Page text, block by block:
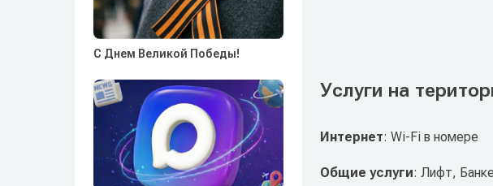
С Днем Великой Победы!
Услуги на
Интернет: Wi-Fi в номере
Общие услуги: Лифт,